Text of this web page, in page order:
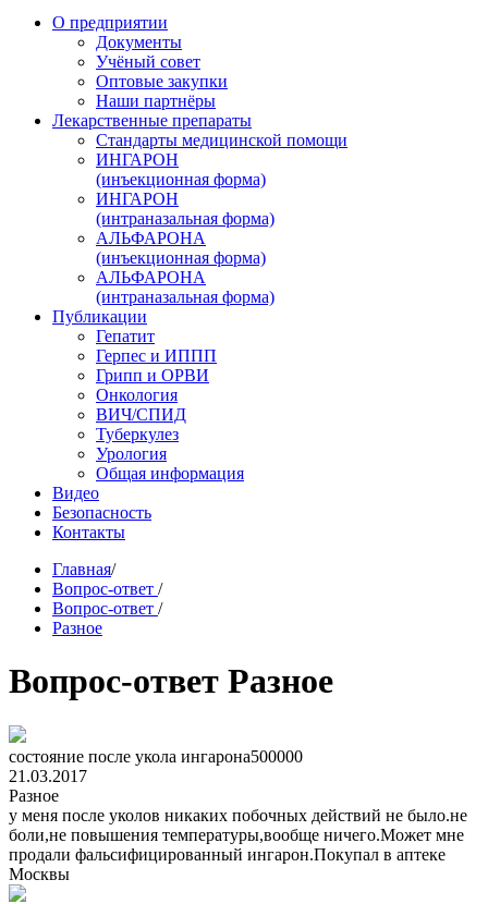
О предприятии
Документы
Учёный совет
Оптовые закупки
Наши партнёры
Лекарственные препараты
Стандарты медицинской помощи
ИНГАРОН
(инъекционная форма)
ИНГАРОН
(интраназальная форма)
АЛЬФАРОНА
(инъекционная форма)
АЛЬФАРОНА
(интраназальная форма)
Публикации
Гепатит
Герпес и ИППП
Грипп и ОРВИ
Онкология
ВИЧ/СПИД
Туберкулез
Урология
Общая информация
Видео
Безопасность
Контакты
Главная/
Вопрос-ответ /
Вопрос-ответ /
Разное
Вопрос-ответ Разное
состояние после укола ингарона500000
21.03.2017
Разное
у меня после уколов никаких побочных действий не было.не
боли,не повышения температуры,вообще ничего.Может мне
продали фальсифицированный ингарон.Покупал в аптеке
Москвы